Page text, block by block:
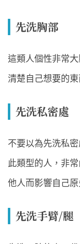
先洗胸部
這類人個性非常
清楚自己想要的
先洗私密處
不要以為先洗私
此類型的人，非
他人而影響自己
先洗手臂/腿